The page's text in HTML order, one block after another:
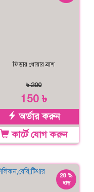
ফিডার ধোয়ার ব্রাশ
৳ 200
150 ৳
অর্ডার করুন
কার্টে যোগ করুন
28 %
ছাড়